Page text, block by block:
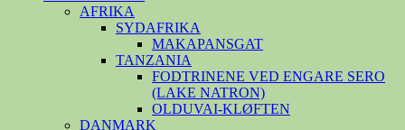
AFRIKA
SYDAFRIKA
MAKAPANSGAT
TANZANIA
FODTRINENE VED ENGARE SERO
(LAKE NATRON)
OLDUVAI-KLØFTEN
DANMARK